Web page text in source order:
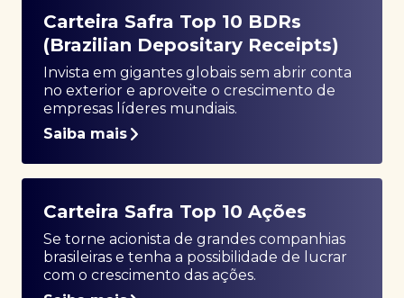
Carteira Safra Top 10 BDRs
(Brazilian Depositary Receipts)
Invista em gigantes globais sem abrir conta
no exterior e aproveite o crescimento de
empresas líderes mundiais.
Saiba mais
Carteira Safra Top 10 Ações
Se torne acionista de grandes companhias
brasileiras e tenha a possibilidade de lucrar
com o crescimento das ações.